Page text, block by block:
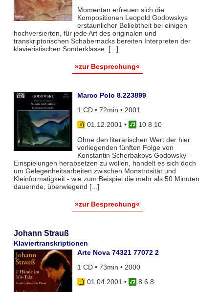
Momentan erfreuen sich die
Kompositionen Leopold Godowskys
erstaunlicher Beliebtheit bei einigen
hochversierten, für jede Art des originalen und
transkriptorischen Schabernacks bereiten Interpreten der
klavieristischen Sonderklasse. [...]
»zur Besprechung«
Marco Polo 8.223899
1 CD • 72min • 2001
01.12.2001 •
10 8 10
Ohne den literarischen Wert der hier
vorliegenden fünften Folge von
Konstantin Scherbakovs Godowsky-
Einspielungen herabsetzen zu wollen, handelt es sich doch
um Gelegenheitsarbeiten zwischen Monströsität und
Kleinformatigkeit - wie zum Beispiel die mehr als 50 Minuten
dauernde, überwiegend [...]
»zur Besprechung«
Johann Strauß
Klaviertranskriptionen
Arte Nova 74321 77072 2
1 CD • 73min • 2000
01.04.2001 •
8 6 8